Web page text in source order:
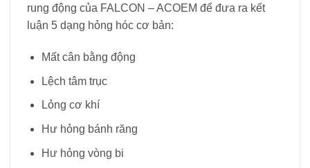
rung động của FALCON – ACOEM để đưa ra kết
luận 5 dạng hỏng hóc cơ bản:
Mất cân bằng động
Lệch tâm trục
Lỏng cơ khí
Hư hỏng bánh răng
Hư hỏng vòng bi